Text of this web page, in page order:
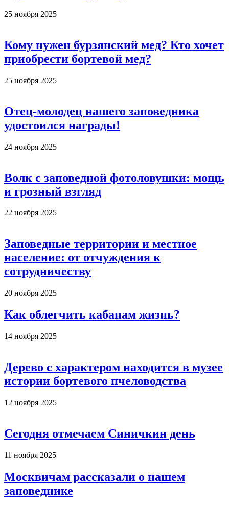
25 ноября 2025
Кому нужен бурзянский мед? Кто хочет
приобрести бортевой мед?
25 ноября 2025
Отец-молодец нашего заповедника
удостоился награды!
24 ноября 2025
Волк с заповедной фотоловушки: мощь
и грозный взгляд
22 ноября 2025
Заповедные территории и местное
население: от отчуждения к
сотрудничеству
20 ноября 2025
Как облегчить кабанам жизнь?
14 ноября 2025
Дерево с характером находится в музее
истории бортевого пчеловодства
12 ноября 2025
Сегодня отмечаем Синичкин день
11 ноября 2025
Москвичам рассказали о нашем
заповеднике